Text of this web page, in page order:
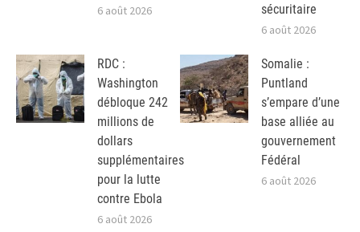
6 août 2026
sécuritaire
6 août 2026
RDC :
Washington
débloque 242
millions de
dollars
supplémentaires
pour la lutte
contre Ebola
6 août 2026
Somalie :
Puntland
s’empare d’une
base alliée au
gouvernement
Fédéral
6 août 2026